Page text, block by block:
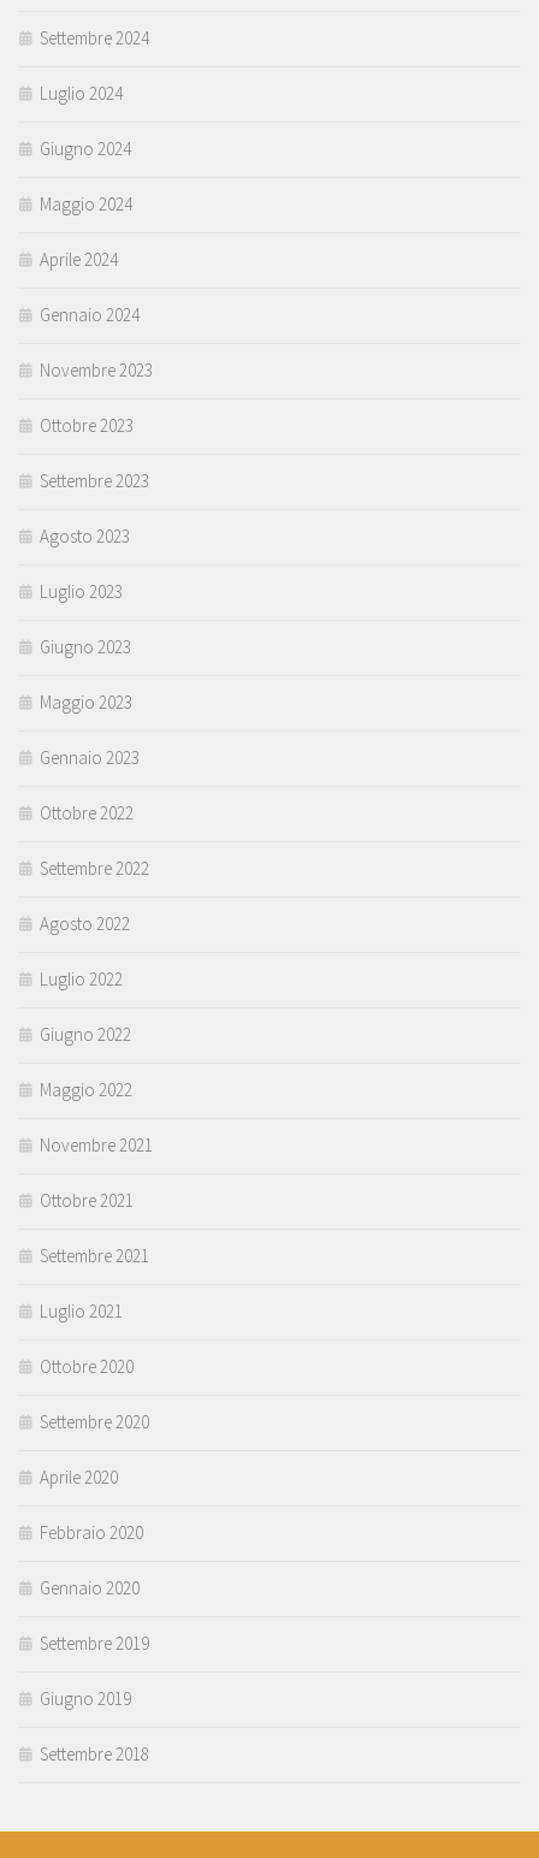
Settembre 2024
Luglio 2024
Giugno 2024
Maggio 2024
Aprile 2024
Gennaio 2024
Novembre 2023
Ottobre 2023
Settembre 2023
Agosto 2023
Luglio 2023
Giugno 2023
Maggio 2023
Gennaio 2023
Ottobre 2022
Settembre 2022
Agosto 2022
Luglio 2022
Giugno 2022
Maggio 2022
Novembre 2021
Ottobre 2021
Settembre 2021
Luglio 2021
Ottobre 2020
Settembre 2020
Aprile 2020
Febbraio 2020
Gennaio 2020
Settembre 2019
Giugno 2019
Settembre 2018